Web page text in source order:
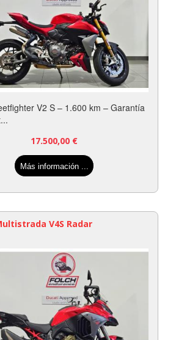
V2 S – 1.600 km – Garantía
17.500,00 €
Más información ...
V4S Radar